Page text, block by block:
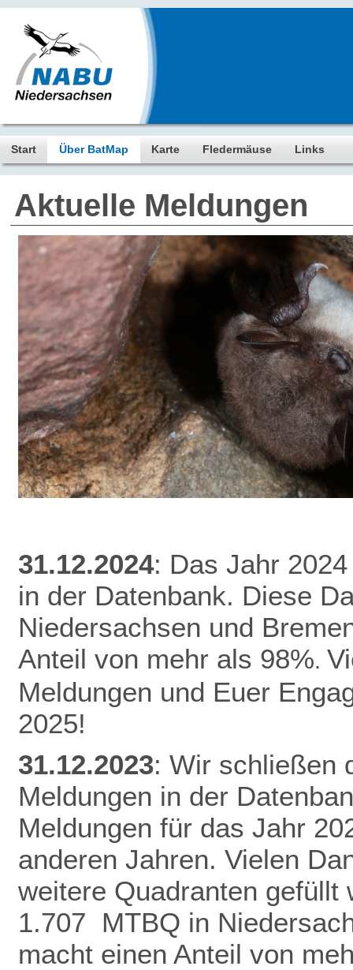
Start Über BatMap Karte Fledermäuse Links
Aktuelle Meldungen
31.12.2024: Das Jahr
in der Datenbank. Diese
Niedersachsen und
Anteil von mehr als 98%.
Meldungen und Euer
2025!
31.12.2023: Wir schließen
Meldungen in der
Meldungen für das Jahr
anderen Jahren. Vielen
weitere Quadranten gefüllt
1.707 MTBQ in
macht einen Anteil von